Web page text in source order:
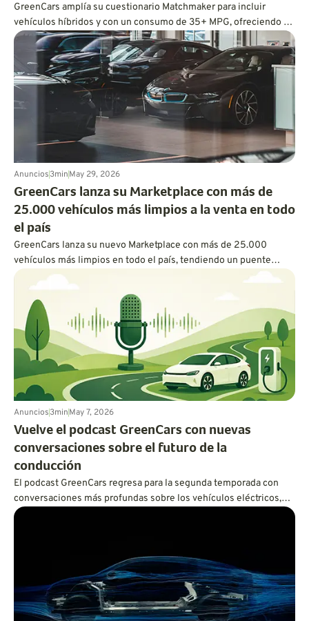
GreenCars amplía su cuestionario Matchmaker para incluir
vehículos híbridos y con un consumo de 35+ MPG, ofreciendo a
cada conductor ecoconsciente un camino personalizado hacia
una conducción más limpia.
Anuncios3minMay 29, 2026
GreenCars lanza su Marketplace con más de
25.000 vehículos más limpios a la venta en todo
el país
GreenCars lanza su nuevo Marketplace con más de 25.000
vehículos más limpios en todo el país, tendiendo un puente
entre la educación sobre vehículos eléctricos y la compra real de
uno.
Anuncios3minMay 7, 2026
Vuelve el podcast GreenCars con nuevas
conversaciones sobre el futuro de la
conducción
El podcast GreenCars regresa para la segunda temporada con
conversaciones más profundas sobre los vehículos eléctricos,
los híbridos, la sostenibilidad, la tecnología de las baterías y el